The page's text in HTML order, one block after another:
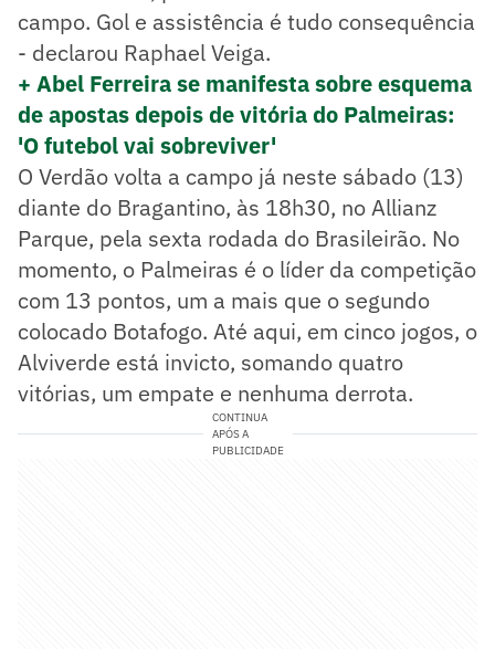
campo. Gol e assistência é tudo consequência
- declarou Raphael Veiga.
+ Abel Ferreira se manifesta sobre esquema
de apostas depois de vitória do Palmeiras:
'O futebol vai sobreviver'
O Verdão volta a campo já neste sábado (13)
diante do Bragantino, às 18h30, no Allianz
Parque, pela sexta rodada do Brasileirão. No
momento, o Palmeiras é o líder da competição
com 13 pontos, um a mais que o segundo
colocado Botafogo. Até aqui, em cinco jogos, o
Alviverde está invicto, somando quatro
vitórias, um empate e nenhuma derrota.
CONTINUA
APÓS A
PUBLICIDADE